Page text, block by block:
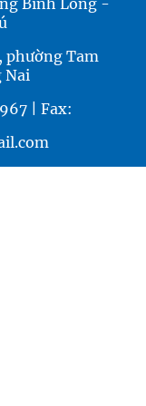
Bình Long -
phường Tam
Nai
| Fax: